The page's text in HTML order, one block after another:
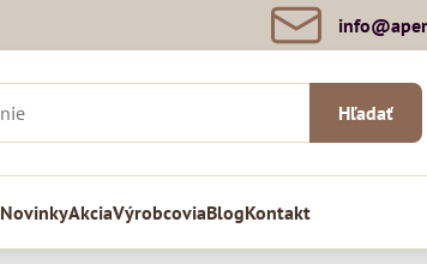
Hľadať
NovinkyAkciaVýrobcoviaBlogKontakt